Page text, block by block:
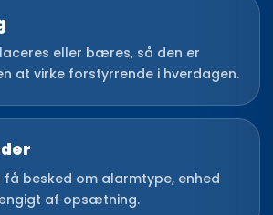
eller bæres, så den er
at virke forstyrrende i hverdagen.
besked om alarmtype, enhed
af opsætning.